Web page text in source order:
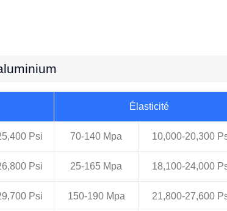
Élasticité
Psi 70-140 Mpa 10,000-20,300
Psi 25-165 Mpa 18,100-24,000
Psi 150-190 Mpa 21,800-27,600